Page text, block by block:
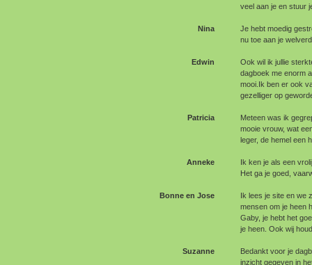
veel aan je en stuur
Nina
Je hebt moedig
nu toe aan je
Edwin
Ook wil ik jullie
dagboek me enorm
mooi.Ik ben er ook
gezelliger op
Patricia
Meteen was ik
mooie vrouw, wat
leger, de hemel een
Anneke
Ik ken je als een
Het ga je goed,
Bonne en Jose
Ik lees je site en we
mensen om je heen
Gaby, je hebt het
je heen. Ook wij
Suzanne
Bedankt voor je
inzicht gegeven in